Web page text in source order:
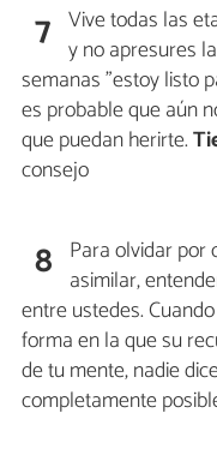
7 Vive todas las
y no apresures
semanas "estoy listo
es probable que aún
que puedan herirte.
consejo
8 Para olvidar por
asimilar,
entre ustedes.
forma en la que su
de tu mente, nadie
completamente